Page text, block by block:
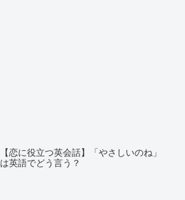
【恋に役立つ英会話】「やさしいのね」
は英語でどう言う？